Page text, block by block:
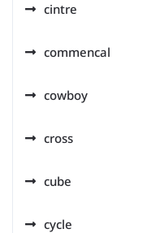
cintre
commencal
cowboy
cross
cube
cycle